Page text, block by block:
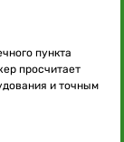
пункта
просчитает
и точным